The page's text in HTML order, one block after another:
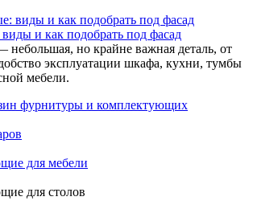
и как подобрать под фасад
небольшая, но крайне важная деталь, от
эксплуатации шкафа, кухни, тумбы
мебели.
фурнитуры и комплектующих
для мебели
для столов